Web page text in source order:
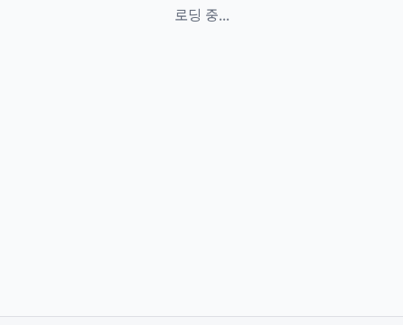
로딩 중...